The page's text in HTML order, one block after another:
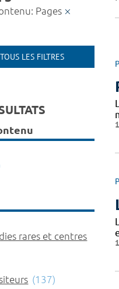
Pages
LES FILTRES
rares et centres
(137)